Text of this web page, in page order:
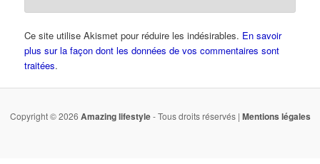
Ce site utilise Akismet pour réduire les indésirables. En savoir
plus sur la façon dont les données de vos commentaires sont
traitées.
Copyright © 2026 Amazing lifestyle- Tous droits réservés | Mentions légales